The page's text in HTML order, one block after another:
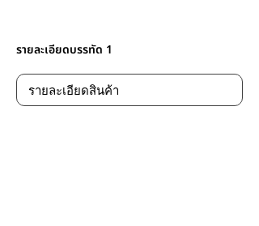
รายละเอียดบรรทัด 1